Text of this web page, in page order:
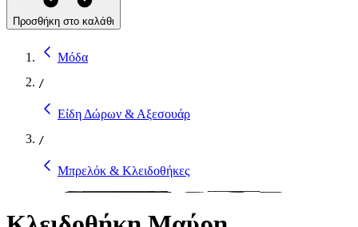
Προσθήκη στο καλάθι
Μόδα
/
Είδη Δώρων & Αξεσουάρ
/
Μπρελόκ & Κλειδοθήκες